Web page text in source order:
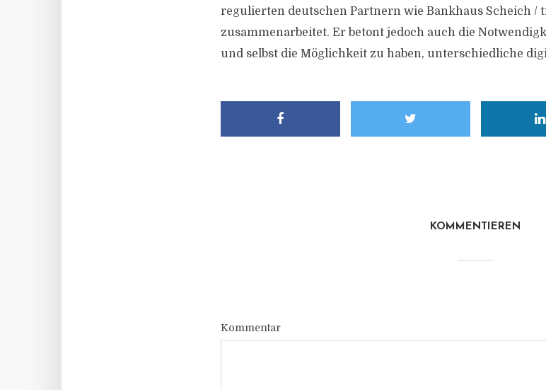
regulierten deutschen Partnern wie Bankhaus Scheich /
zusammenarbeitet. Er betont jedoch auch die
und selbst die Möglichkeit zu haben, unterschiedliche
KOMMENTIEREN
Kommentar